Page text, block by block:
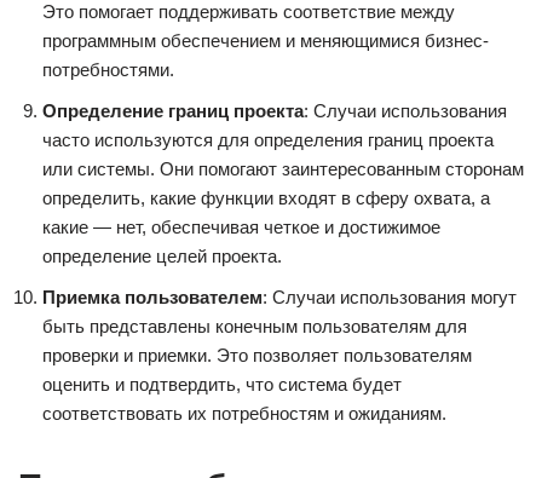
Это помогает поддерживать соответствие между
программным обеспечением и меняющимися бизнес-
потребностями.
Определение границ проекта: Случаи использования
часто используются для определения границ проекта
или системы. Они помогают заинтересованным сторонам
определить, какие функции входят в сферу охвата, а
какие — нет, обеспечивая четкое и достижимое
определение целей проекта.
Приемка пользователем: Случаи использования могут
быть представлены конечным пользователям для
проверки и приемки. Это позволяет пользователям
оценить и подтвердить, что система будет
соответствовать их потребностям и ожиданиям.